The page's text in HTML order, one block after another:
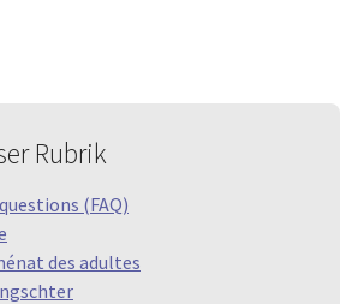
Rubrik
(FAQ)
des adultes